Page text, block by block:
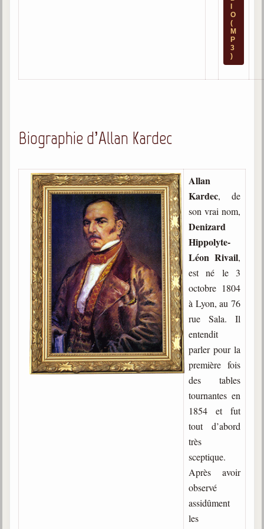
Les Illustrés
Liens spirites
Centres spirites
France
Belgique, Lux. et Canada
Fédérations spirites
Médias spirites
O
(
M
P
3
)
Biographie d’Allan Kardec
Allan
Kardec, de
son vrai nom,
Denizard
Hippolyte-
Léon Rivail,
est né le 3
octobre 1804
à Lyon, au 76
rue Sala. Il
entendit
parler pour la
première fois
des tables
tournantes en
1854 et fut
tout d’abord
très
sceptique.
Après avoir
observé
assidûment
les